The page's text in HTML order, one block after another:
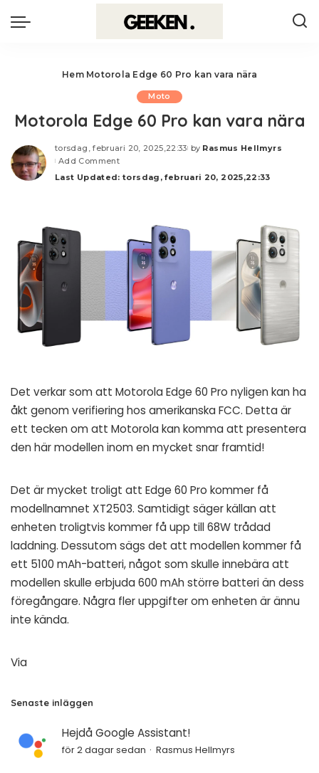
Hem Motorola Edge 60 Pro kan vara nära
Moto
Motorola Edge 60 Pro kan vara nära
torsdag, februari 20, 2025,22:33
Posted
by Rasmus Hellmyrs
Add Comment
Last Updated: torsdag, februari 20, 2025,22:33
Det verkar som att Motorola Edge 60 Pro nyligen kan ha
åkt genom verifiering hos amerikanska FCC. Detta är
ett tecken om att Motorola kan komma att presentera
den här modellen inom en mycket snar framtid!
Det är mycket troligt att Edge 60 Pro kommer få
modellnamnet XT2503. Samtidigt säger källan att
enheten troligtvis kommer få upp till 68W trådad
laddning. Dessutom sägs det att modellen kommer få
ett 5100 mAh-batteri, något som skulle innebära att
modellen skulle erbjuda 600 mAh större batteri än dess
föregångare. Några fler uppgifter om enheten är ännu
inte kända.
Via
Senaste inläggen
Hejdå Google Assistant!
för 2 dagar sedan Rasmus Hellmyrs